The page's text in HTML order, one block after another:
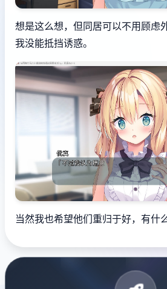
想是这么想，但同居可以不用顾虑
我没能抵挡诱惑。
当然我也希望他们重归于好，有什